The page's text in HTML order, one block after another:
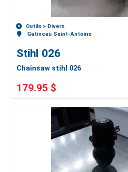
Outils > Divers
Gatineau Saint-Antoine
Stihl 026
Chainsaw stihl 026
179.95 $